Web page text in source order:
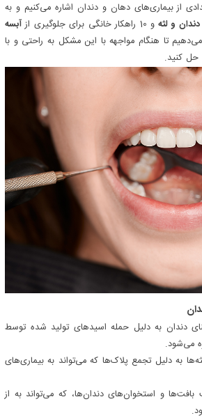
از بیماری‌های دهان و دندان اشاره می‌کنیم و به
و لثه و 10 راهکار خانگی برای جلوگیری از
آبسه
تا هنگام مواجهه با این مشکل به راحتی و با
حل کنید.
دندان به دلیل حمله اسیدهای تولید شده توسط
می‌شود.
به دلیل تجمع پلاک‌ها که می‌تواند به بیماری‌های
و استخوان‌های دندان‌ها، که می‌تواند به از